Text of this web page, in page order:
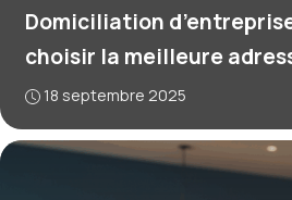
Domiciliation
choisir la meilleure
18 septembre 2025